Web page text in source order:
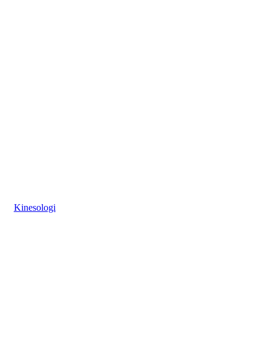
Kinesologi